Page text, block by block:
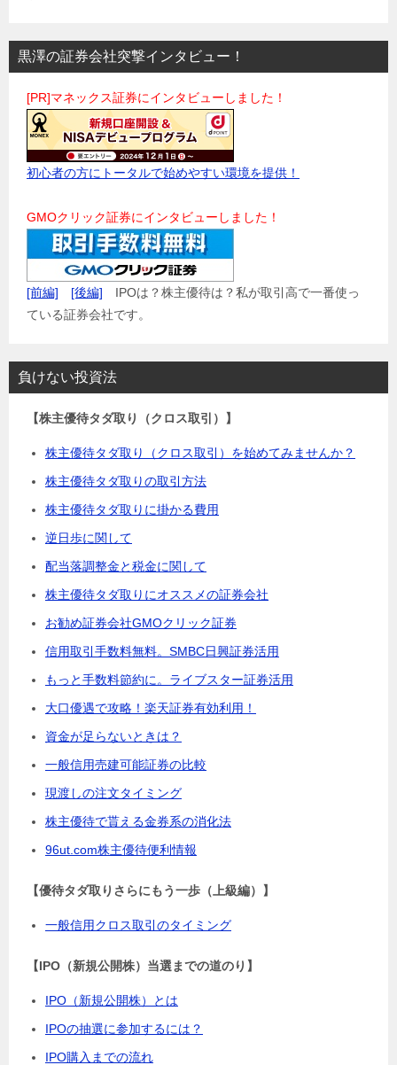
黒澤の証券会社突撃インタビュー！
[PR]マネックス証券にインタビューしました！
初心者の方にトータルで始めやすい環境を提供！
GMOクリック証券にインタビューしました！
[前編] [後編] IPOは？株主優待は？私が取引高で一番使っ
ている証券会社です。
負けない投資法
【株主優待タダ取り（クロス取引）】
株主優待タダ取り（クロス取引）を始めてみませんか？
株主優待タダ取りの取引方法
株主優待タダ取りに掛かる費用
逆日歩に関して
配当落調整金と税金に関して
株主優待タダ取りにオススメの証券会社
お勧め証券会社GMOクリック証券
信用取引手数料無料。SMBC日興証券活用
もっと手数料節約に。ライブスター証券活用
大口優遇で攻略！楽天証券有効利用！
資金が足らないときは？
一般信用売建可能証券の比較
現渡しの注文タイミング
株主優待で貰える金券系の消化法
96ut.com株主優待便利情報
【優待タダ取りさらにもう一歩（上級編）】
一般信用クロス取引のタイミング
【IPO（新規公開株）当選までの道のり】
IPO（新規公開株）とは
IPOの抽選に参加するには？
IPO購入までの流れ